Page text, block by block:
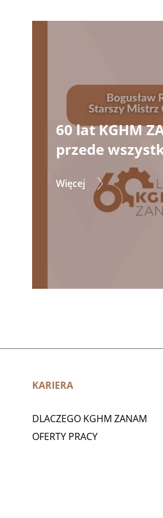
60 lat KGHM
przede
Więcej
KARIERA
DLACZEGO KGHM ZANAM
OFERTY PRACY